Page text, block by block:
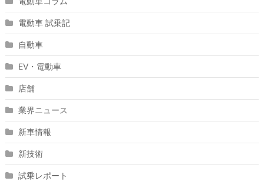
電動車 試乗記
自動車
EV・電動車
店舗
業界ニュース
新車情報
新技術
試乗レポート